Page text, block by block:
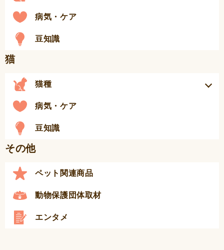
病気・ケア
豆知識
猫
猫種
病気・ケア
豆知識
その他
ペット関連商品
動物保護団体取材
エンタメ